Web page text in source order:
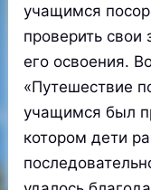
учащимся
проверить свои
его освоения.
«Путешествие
учащимся был
котором дети